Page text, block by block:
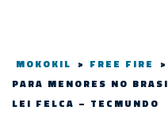
MOKOKIL > FREE FIRE >
PARA MENORES NO
LEI FELCA – TECMUNDO